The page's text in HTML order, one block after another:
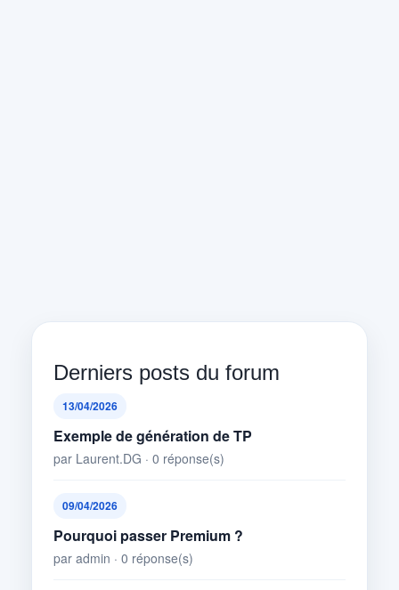
Derniers posts du forum
13/04/2026
Exemple de génération de TP
par Laurent.DG · 0 réponse(s)
09/04/2026
Pourquoi passer Premium ?
par admin · 0 réponse(s)